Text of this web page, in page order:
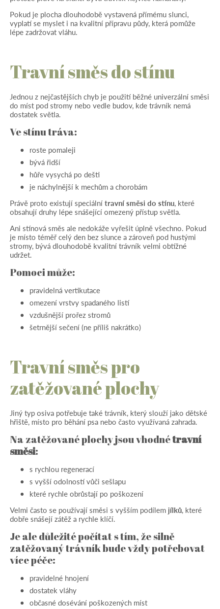
Pokud je plocha dlouhodobě vystavená přímému slunci,
vyplatí se myslet i na kvalitní přípravu půdy, která pomůže
lépe zadržovat vláhu.
Travní směs do stínu
Jednou z nejčastějších chyb je použití běžné univerzální směsi
do míst pod stromy nebo vedle budov, kde trávník nemá
dostatek světla.
Ve stínu tráva:
roste pomaleji
bývá řidší
hůře vysychá po dešti
je náchylnější k mechům a chorobám
Právě proto existují speciálnítravní směsi do stínu, které
obsahují druhy lépe snášející omezený přístup světla.
Ani stínová směs ale nedokáže vyřešit úplně všechno. Pokud
je místo téměř celý den bez slunce a zároveň pod hustými
stromy, bývá dlouhodobě kvalitní trávník velmi obtížné
udržet.
Pomoci může:
pravidelná vertikutace
omezení vrstvy spadaného listí
vzdušnější prořez stromů
šetrnější sečení (ne příliš nakrátko)
Travní směs pro
zatěžované plochy
Jiný typ osiva potřebuje také trávník, který slouží jako dětské
hřiště, místo pro běhání psa nebo často využívaná zahrada.
Na zatěžované plochy jsou vhodnétravní
směsi:
s rychlou regenerací
s vyšší odolností vůči sešlapu
které rychle obrůstají po poškození
Velmi často se používají směsi s vyšším podílem jílků, které
dobře snášejí zátěž a rychle klíčí.
Je ale důležité počítat s tím, že silně
zatěžovaný trávník bude vždy potřebovat
více péče:
pravidelné hnojení
dostatek vláhy
občasné dosévání poškozených míst